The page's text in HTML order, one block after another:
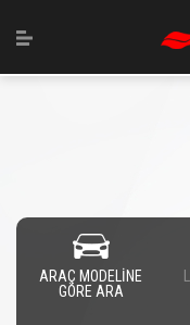
ARAÇ MODELİNE
GÖRE ARA